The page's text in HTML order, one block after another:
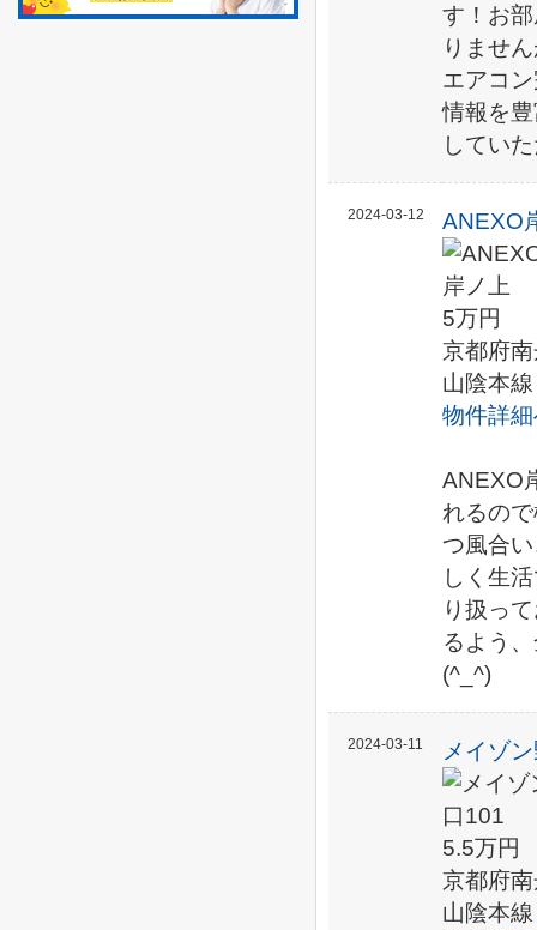
す！お
りませ
エアコ
情報を
してい
2024-03-12 ANEXO
5万円
京都府
山陰本
物件詳
ANEXO
れるの
つ風合
しく生
り扱っ
るよう
(^_^)
2024-03-11 メイゾ
5.5万円
京都府
山陰本